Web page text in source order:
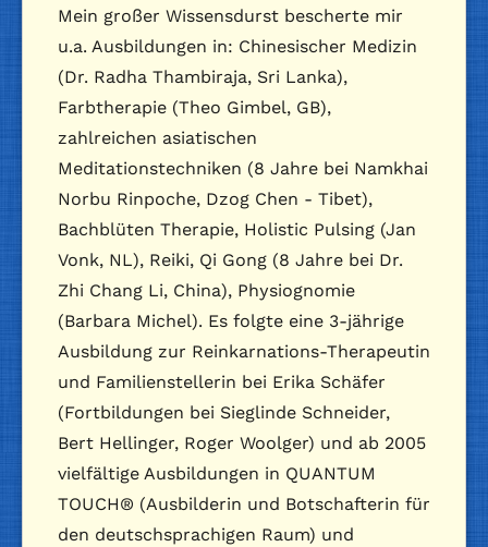
Mein großer Wissensdurst bescherte mir
u.a. Ausbildungen in: Chinesischer Medizin
(Dr. Radha Thambiraja, Sri Lanka),
Farbtherapie (Theo Gimbel, GB),
zahlreichen asiatischen
Meditationstechniken (8 Jahre bei Namkhai
Norbu Rinpoche, Dzog Chen - Tibet),
Bachblüten Therapie, Holistic Pulsing (Jan
Vonk, NL), Reiki, Qi Gong (8 Jahre bei Dr.
Zhi Chang Li, China), Physiognomie
(Barbara Michel). Es folgte eine 3-jährige
Ausbildung zur Reinkarnations-Therapeutin
und Familienstellerin bei Erika Schäfer
(Fortbildungen bei Sieglinde Schneider,
Bert Hellinger, Roger Woolger) und ab 2005
vielfältige Ausbildungen in QUANTUM
TOUCH® (Ausbilderin und Botschafterin für
den deutschsprachigen Raum) und